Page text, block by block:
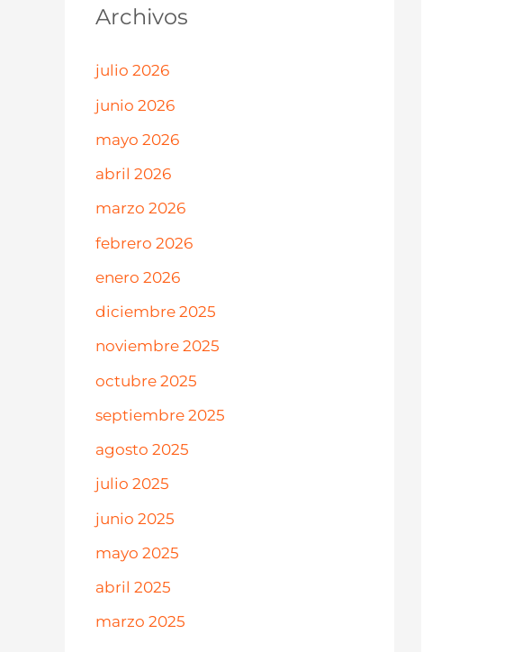
Archivos
julio 2026
junio 2026
mayo 2026
abril 2026
marzo 2026
febrero 2026
enero 2026
diciembre 2025
noviembre 2025
octubre 2025
septiembre 2025
agosto 2025
julio 2025
junio 2025
mayo 2025
abril 2025
marzo 2025